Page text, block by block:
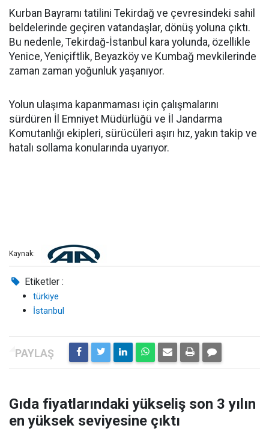
Kurban Bayramı tatilini Tekirdağ ve çevresindeki sahil
beldelerinde geçiren vatandaşlar, dönüş yoluna çıktı.
Bu nedenle, Tekirdağ-İstanbul kara yolunda, özellikle
Yenice, Yeniçiftlik, Beyazköy ve Kumbağ mevkilerinde
zaman zaman yoğunluk yaşanıyor.
Yolun ulaşıma kapanmaması için çalışmalarını
sürdüren İl Emniyet Müdürlüğü ve İl Jandarma
Komutanlığı ekipleri, sürücüleri aşırı hız, yakın takip ve
hatalı sollama konularında uyarıyor.
Kaynak:
Etiketler :
türkiye
İstanbul
Gıda fiyatlarındaki yükseliş son 3 yılın
en yüksek seviyesine çıktı